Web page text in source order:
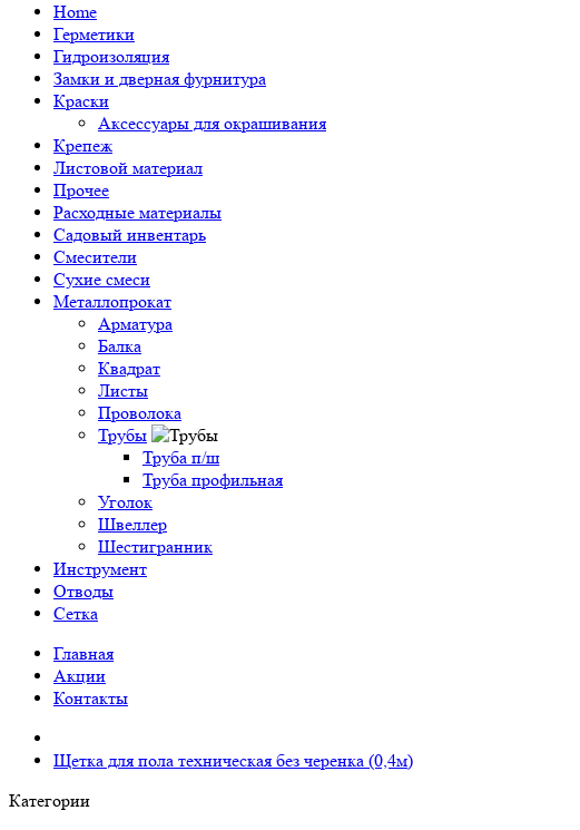
Home
Герметики
Гидроизоляция
Замки и дверная фурнитура
Краски
Аксессуары для окрашивания
Крепеж
Листовой материал
Прочее
Расходные материалы
Садовый инвентарь
Смесители
Сухие смеси
Металлопрокат
Арматура
Балка
Квадрат
Листы
Проволока
Трубы
Труба п/ш
Труба профильная
Уголок
Швеллер
Шестигранник
Инструмент
Отводы
Сетка
Главная
Акции
Контакты
Щетка для пола техническая без черенка (0,4м)
Категории